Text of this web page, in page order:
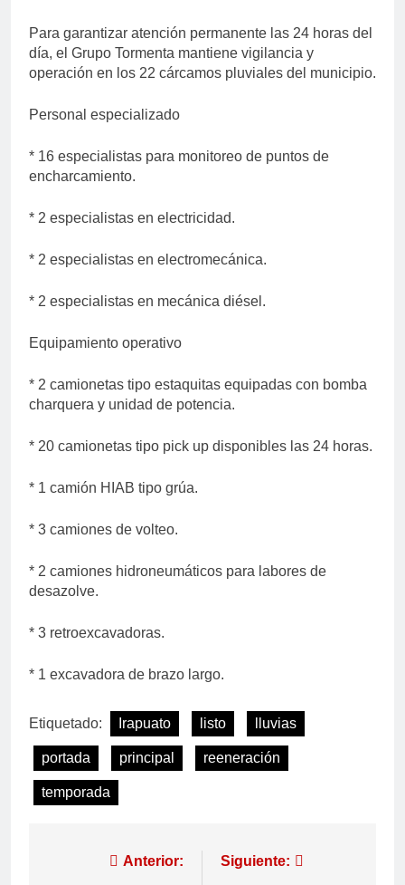
Para garantizar atención permanente las 24 horas del
día, el Grupo Tormenta mantiene vigilancia y
operación en los 22 cárcamos pluviales del municipio.
Personal especializado
* 16 especialistas para monitoreo de puntos de
encharcamiento.
* 2 especialistas en electricidad.
* 2 especialistas en electromecánica.
* 2 especialistas en mecánica diésel.
Equipamiento operativo
* 2 camionetas tipo estaquitas equipadas con bomba
charquera y unidad de potencia.
* 20 camionetas tipo pick up disponibles las 24 horas.
* 1 camión HIAB tipo grúa.
* 3 camiones de volteo.
* 2 camiones hidroneumáticos para labores de
desazolve.
* 3 retroexcavadoras.
* 1 excavadora de brazo largo.
Etiquetado: Irapuato listo lluvias
portada principal reeneración
temporada
Anterior: Siguiente: